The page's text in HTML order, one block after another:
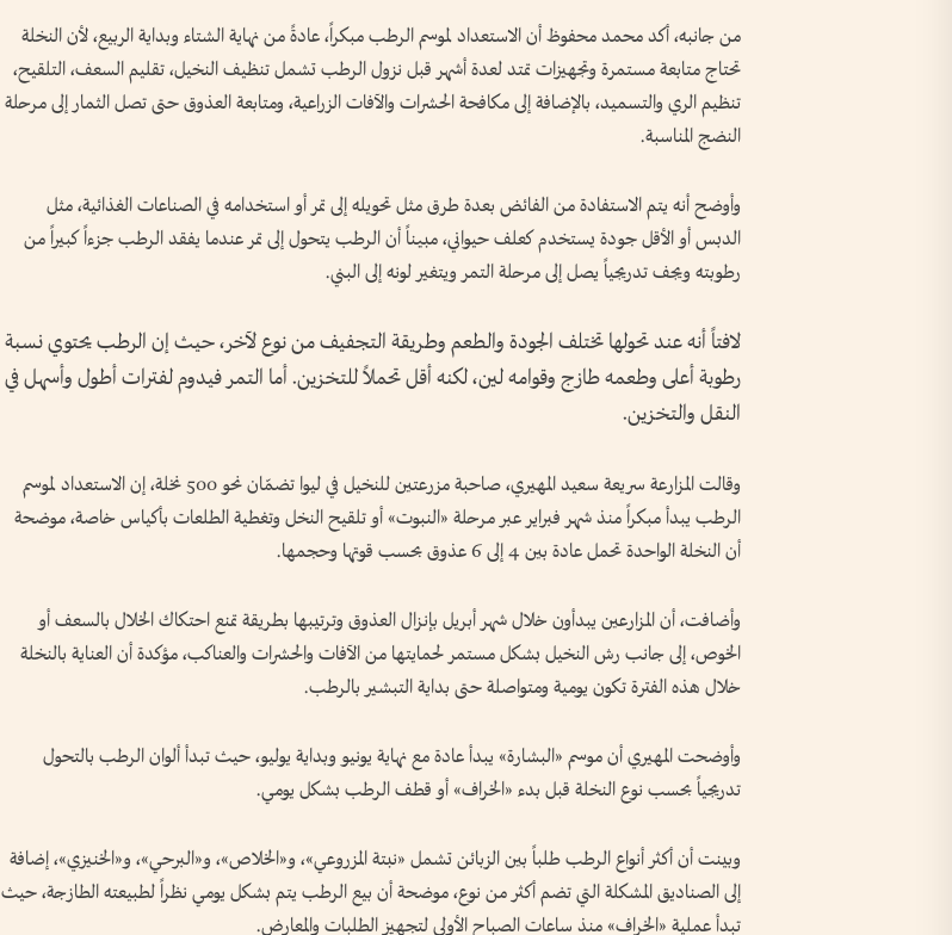
من جانبه، أكد محمد محفوظ أن الاستعداد لموسم الرطب مبكراً، عادةً من نهاية الشتاء وبداية الربيع، لأن النخلة
تحتاج متابعة مستمرة وتجهيزات تمتد لعدة أشهر قبل نزول الرطب تشمل تنظيف النخيل، تقليم السعف، التلقيح،
تنظيم الري والتسميد، بالإضافة إلى مكافحة الحشرات والآفات الزراعية، ومتابعة العذوق حتى تصل الثمار إلى مرحلة
النضج المناسبة.
وأوضح أنه يتم الاستفادة من الفائض بعدة طرق مثل تحويله إلى تمر أو استخدامه في الصناعات الغذائية، مثل
الدبس أو الأقل جودة يستخدم كعلف حيواني، مبيناً أن الرطب يتحول إلى تمر عندما يفقد الرطب جزءاً كبيراً من
رطوبته ويجف تدريجياً يصل إلى مرحلة التمر ويتغير لونه إلى البني.
لافتاً أنه عند تحولها تختلف الجودة والطعم وطريقة التجفيف من نوع لآخر، حيث إن الرطب يحتوي نسبة
رطوبة أعلى وطعمه طازج وقوامه لين، لكنه أقل تحملاً للتخزين. أما التمر فيدوم لفترات أطول وأسهل في
النقل والتخزين.
وقالت المزارعة سريعة سعيد المهيري، صاحبة مزرعتين للنخيل في ليوا تضمّان نحو 500 نخلة، إن الاستعداد لموسم
الرطب يبدأ مبكراً منذ شهر فبراير عبر مرحلة «النبوت» أو تلقيح النخل وتغطية الطلعات بأكياس خاصة، موضحة
أن النخلة الواحدة تحمل عادة بين 4 إلى 6 عذوق بحسب قوتها وحجمها.
وأضافت، أن المزارعين يبدأون خلال شهر أبريل بإنزال العذوق وترتيبها بطريقة تمنع احتكاك الخلال بالسعف أو
الخوص، إلى جانب رش النخيل بشكل مستمر لحمايتها من الآفات والحشرات والعناكب، مؤكدة أن العناية بالنخلة
خلال هذه الفترة تكون يومية ومتواصلة حتى بداية التبشير بالرطب.
وأوضحت المهيري أن موسم «البشارة» يبدأ عادة مع نهاية يونيو وبداية يوليو، حيث تبدأ ألوان الرطب بالتحول
تدريجياً بحسب نوع النخلة قبل بدء «الخراف» أو قطف الرطب بشكل يومي.
وبينت أن أكثر أنواع الرطب طلباً بين الزبائن تشمل «نبتة المزروعي»، و«الخلاص»، و«البرحي»، و«الخنيزي»، إضافة
إلى الصناديق المشكلة التي تضم أكثر من نوع، موضحة أن بيع الرطب يتم بشكل يومي نظراً لطبيعته الطازجة، حيث
تبدأ عملية «الخراف» منذ ساعات الصباح الأولى لتجهيز الطلبات والمعارض.